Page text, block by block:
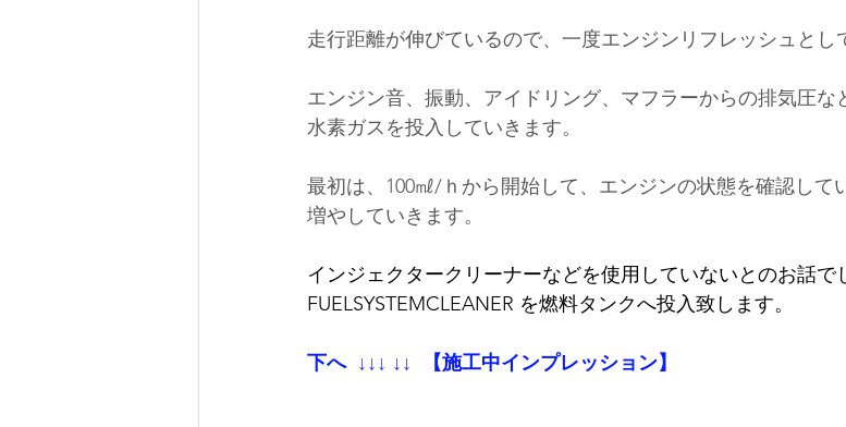
走行距離が伸びているので、一度エンジンリフレッシュとし
エンジン音、振動、アイドリング、マフラーからの排気圧な
水素ガスを投入していきます。
最初は、100㎖/ｈから開始して、エンジンの状態を確認して
増やしていきます。
インジェクタークリーナーなどを使用していないとのお話で
FUELSYSTEMCLEANER を燃料タンクへ投入致します。
下へ ↓↓↓ ↓↓ 【施工中インプレッション】